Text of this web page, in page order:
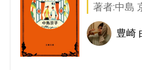
著者:中島
豊崎